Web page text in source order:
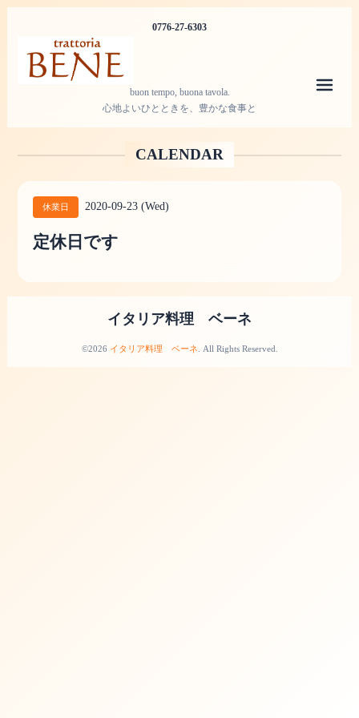
0776-27-6303
buon tempo, buona tavola.
心地よいひとときを、豊かな食事と
CALENDAR
休業日 2020-09-23 (Wed)
定休日です
イタリア料理 ベーネ
©2026 イタリア料理 ベーネ . All Rights Reserved.